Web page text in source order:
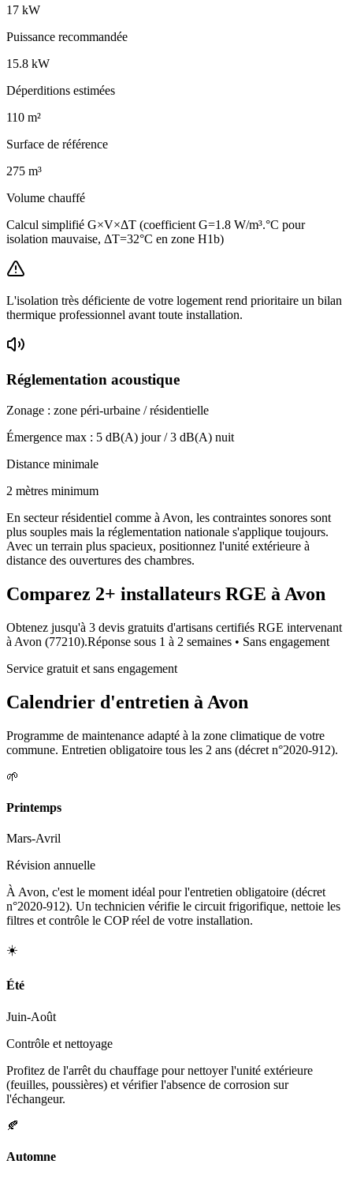
17 kW
Puissance recommandée
15.8 kW
Déperditions estimées
110 m²
Surface de référence
275 m³
Volume chauffé
Calcul simplifié G×V×ΔT (coefficient G=1.8 W/m³.°C pour
isolation mauvaise, ΔT=32°C en zone H1b)
L'isolation très déficiente de votre logement rend prioritaire un bilan
thermique professionnel avant toute installation.
Réglementation acoustique
Zonage : zone péri-urbaine / résidentielle
Émergence max : 5 dB(A) jour /3 dB(A) nuit
Distance minimale
2 mètres minimum
En secteur résidentiel comme à Avon, les contraintes sonores sont
plus souples mais la réglementation nationale s'applique toujours.
Avec un terrain plus spacieux, positionnez l'unité extérieure à
distance des ouvertures des chambres.
Comparez 2+ installateurs RGE à Avon
Obtenez jusqu'à 3 devis gratuits d'artisans certifiés RGE intervenant
à Avon (77210).Réponse sous 1 à 2 semaines • Sans engagement
Service gratuit et sans engagement
Calendrier d'entretien à Avon
Programme de maintenance adapté à la zone climatique de votre
commune. Entretien obligatoire tous les 2 ans (décret n°2020-912).
🌱
Printemps
Mars-Avril
Révision annuelle
À Avon, c'est le moment idéal pour l'entretien obligatoire (décret
n°2020-912). Un technicien vérifie le circuit frigorifique, nettoie les
filtres et contrôle le COP réel de votre installation.
☀️
Été
Juin-Août
Contrôle et nettoyage
Profitez de l'arrêt du chauffage pour nettoyer l'unité extérieure
(feuilles, poussières) et vérifier l'absence de corrosion sur
l'échangeur.
🍂
Automne